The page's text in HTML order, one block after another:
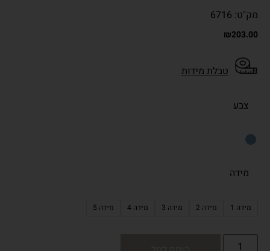
מק"ט: 6716
₪203.00
טבלת מידות
צבע
מידה
מידה 1 מידה 2 מידה 3 מידה 4 מידה 5